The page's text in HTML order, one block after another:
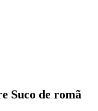
Suco de romã